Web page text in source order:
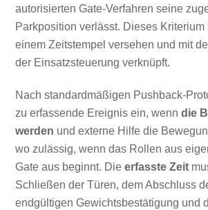
autorisierten Gate-Verfahren seine
Parkposition verlässt. Dieses Kriterium
einem Zeitstempel versehen und mit
der Einsatzsteuerung verknüpft.
Nach standardmäßigen Pushback-
zu erfassende Ereignis ein, wenndie
werden und externe Hilfe die
wo zulässig, wenn das Rollen aus
Gate aus beginnt. Dieerfasste Zeit
Schließen der Türen, dem Abschluss
endgültigen Gewichtsbestätigung und